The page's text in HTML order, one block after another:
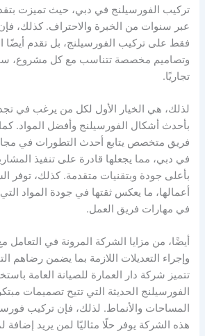
تركيب الفورسيلنج في دبي، حيث تميزت
عبر سنوات من الخبرة والاحتراف. كذلك،
فقط على تركيب الفورسيلنج، بل تقدم أيضًا
وتصاميم مخصصة تتناسب مع كل مشروع،
تجاريًا.
لذلك، هي الخيار الأول لكل من يرغب في
بأحدث أشكال الفورسيلنج وأفضل المواد.
فريق متخصص يتابع أحدث التطورات في
في دبي، مما يجعلها قادرة على تنفيذ
بأعلى جودة وبتقنيات متقدمة. كذلك، توفر
أعمالها، ما يعكس ثقتها في جودة المواد
في مهارات فريق العمل.
أيضًا، من مزايا الشركة المرونة في التعامل
وإجراء التعديلات اللازمة بما يضمن رضاهم
تتميز شركة دار العمارة للصيانة العامة
الفورسيلنج الحديثة التي تتيح تصميمات
المساحات والأنماط. لذلك، فإن تركيب
هذه الشركة يوفر حلًا مثاليًا لمن يريد إضافة